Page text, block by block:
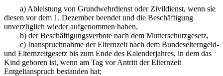
a) Ableistung von Grundwehrdienst oder Zivildienst, wenn sie
diesen vor dem 1. Dezember beendet und die Beschäftigung
unverzüglich wieder aufgenommen haben,
b) der Beschäftigungsverbote nach dem Mutterschutzgesetz,
c) Inanspruchnahme der Elternzeit nach dem Bundeselterngeld-
und Elternzeitgesetz bis zum Ende des Kalenderjahres, in dem das
Kind geboren ist, wenn am Tag vor Antritt der Elternzeit
Entgeltanspruch bestanden hat;